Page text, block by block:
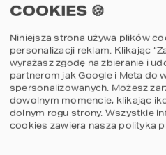
COOKIES 🍪
Niniejsza strona używa plików
personalizacji reklam. Klikając
wyrażasz zgodę na zbieranie i
partnerom jak Google i Meta do
spersonalizowanych. Możesz
dowolnym momencie, klikając
dolnym rogu strony. Wszystkie
cookies zawiera nasza polityka